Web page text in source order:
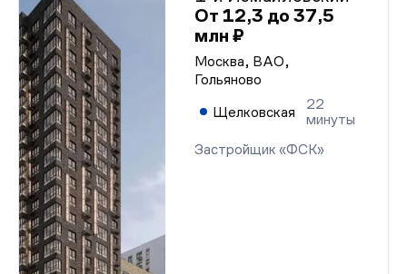
От 12,3 до 37,5
млн ₽
Москва, ВАО,
Гольяново
Щелковская
22
минуты
Застройщик «ФСК»